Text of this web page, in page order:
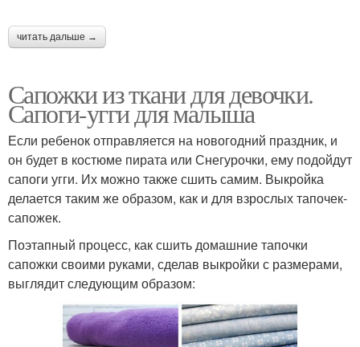
читать дальше →
Сапожки из ткани для девочки.
Сапоги-угги для малыша
Если ребенок отправляется на новогодний праздник, и
он будет в костюме пирата или Снегурочки, ему подойдут
сапоги угги. Их можно также сшить самим. Выкройка
делается таким же образом, как и для взрослых тапочек-
сапожек.
Поэтапный процесс, как сшить домашние тапочки
сапожки своими руками, сделав выкройки с размерами,
выглядит следующим образом: